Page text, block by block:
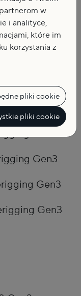
Gen3
Gen3
Gen3
Gen3
Gen3
w
i analityce,
które im
korzystania z
pliki cookie
pliki cookie